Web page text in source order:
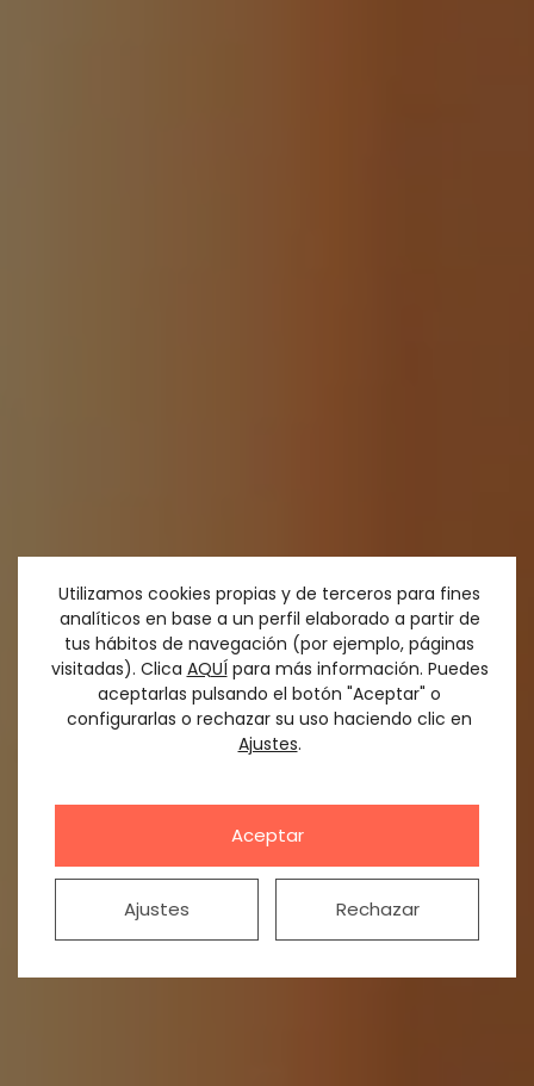
Tu dentista en Zaragoza
Utilizamos cookies propias y de terceros para fines
analíticos en base a un perfil elaborado a partir de
tus hábitos de navegación (por ejemplo, páginas
visitadas). Clica AQUÍ para más información. Puedes
aceptarlas pulsando el botón "Aceptar" o
configurarlas o rechazar su uso haciendo clic en
Ajustes.
Aceptar
Rechazar
Ajustes